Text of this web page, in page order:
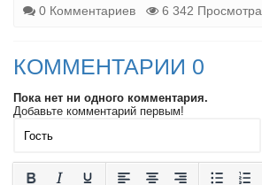
0 Комментариев
6 342 Просмотра
КОММЕНТАРИИ 0
Пока нет ни одного комментария.
Добавьте комментарий первым!